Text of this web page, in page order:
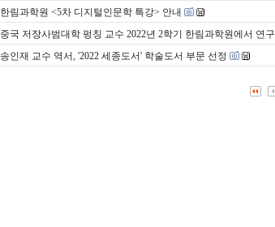
한림과학원 <5차 디지털인문학 특강> 안내
중국 저장사범대학 펑칭 교수 2022년 2학기 한림과학원에서 연구
송인재 교수 역서, '2022 세종도서' 학술도서 부문 선정